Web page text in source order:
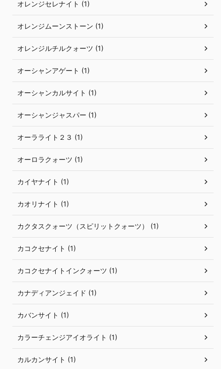
オレンジセレナイト (1)
オレンジムーンストーン (1)
オレンジルチルクォーツ (1)
オーシャンアゲート (1)
オーシャンカルサイト (1)
オーシャンジャスパー (1)
オーラライト２３ (1)
オーロラクォーツ (1)
カイヤナイト (1)
カオリナイト (1)
カクタスクォーツ（スピリットクォーツ） (1)
カコクセナイト (1)
カコクセナイトインクォーツ (1)
カナディアンジェイド (1)
カバンサイト (1)
カラーチェンジアイオライト (1)
カルカンサイト (1)